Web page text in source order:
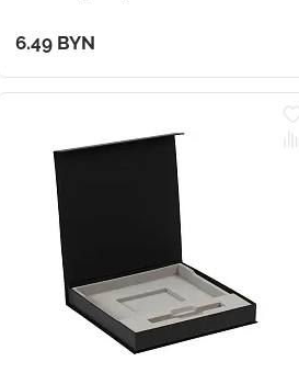
6.49 BYN